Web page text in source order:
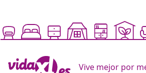
Vive mejor por